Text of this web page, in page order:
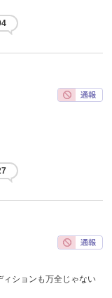
ションも万全じゃない